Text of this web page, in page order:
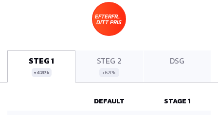
EFTERFRÅGA
DITT PRIS
STEG 1
+42Pk
STEG 2
+62Pk
DSG
DEFAULT STAGE 1